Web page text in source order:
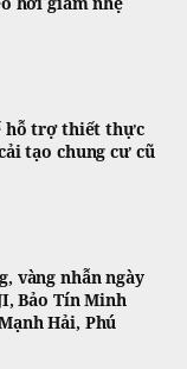
hỗ trợ thiết thực
tạo chung cư cũ
vàng nhẫn ngày
Bảo Tín Minh
Hải, Phú